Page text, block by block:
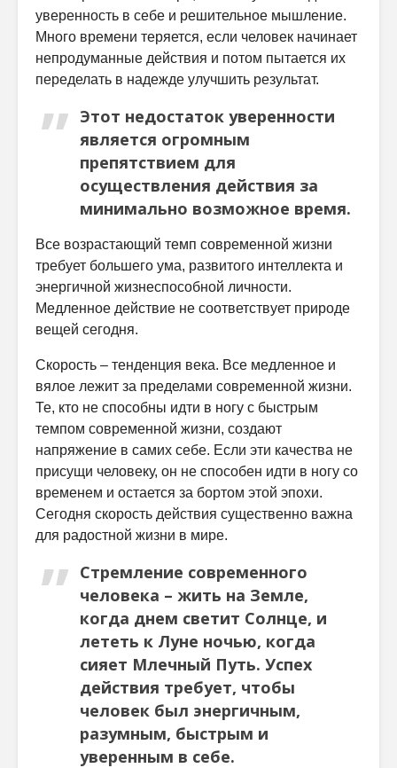
уверенность в себе и решительное мышление.
Много времени теряется, если человек начинает
непродуманные действия и потом пытается их
переделать в надежде улучшить результат.
Этот недостаток уверенности
является огромным
препятствием для
осуществления действия за
минимально возможное время.
Все возрастающий темп современной жизни
требует большего ума, развитого интеллекта и
энергичной жизнеспособной личности.
Медленное действие не соответствует природе
вещей сегодня.
Скорость – тенденция века. Все медленное и
вялое лежит за пределами современной жизни.
Те, кто не способны идти в ногу с быстрым
темпом современной жизни, создают
напряжение в самих себе. Если эти качества не
присущи человеку, он не способен идти в ногу со
временем и остается за бортом этой эпохи.
Сегодня скорость действия существенно важна
для радостной жизни в мире.
Стремление современного
человека – жить на Земле,
когда днем светит Солнце, и
лететь к Луне ночью, когда
сияет Млечный Путь. Успех
действия требует, чтобы
человек был энергичным,
разумным, быстрым и
уверенным в себе.